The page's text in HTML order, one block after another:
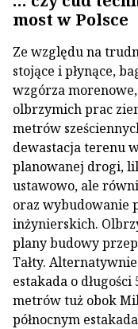
most w Polsce
Ze względu na
stojące i płynące,
wzgórza
olbrzymich prac
metrów
dewastacja terenu
planowanej drogi,
ustawowo, ale
oraz wybudowanie
inżynierskich.
plany budowy
Tałty.
estakada o
metrów tuż obok
północnym